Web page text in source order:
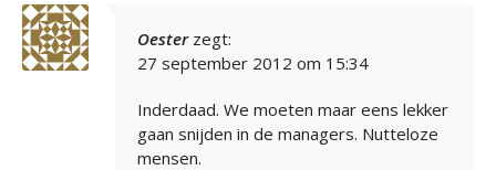
Oester zegt:
27 september 2012 om 15:34
Inderdaad. We moeten maar eens lekker
gaan snijden in de managers. Nutteloze
mensen.